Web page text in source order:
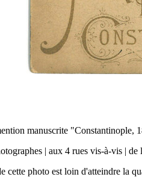
manuscrite "Constantinople,
| aux 4 rues vis-à-vis |
photo est loin d'atteindre la